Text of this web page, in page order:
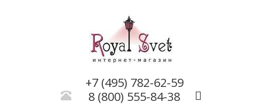
+7 (495) 782-62-59
8 (800) 555-84-38